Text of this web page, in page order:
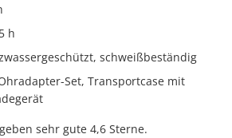
h
schweißbeständig
Set, Transportcase mit
sehr gute 4,6 Sterne.